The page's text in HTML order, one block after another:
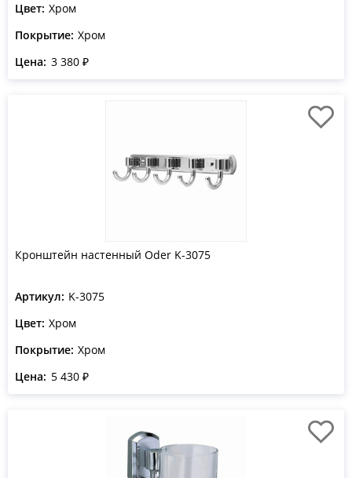
Цвет: Хром
Покрытие: Хром
Цена: 3 380 ₽
Кронштейн настенный Oder K-3075
Артикул: K-3075
Цвет: Хром
Покрытие: Хром
Цена: 5 430 ₽